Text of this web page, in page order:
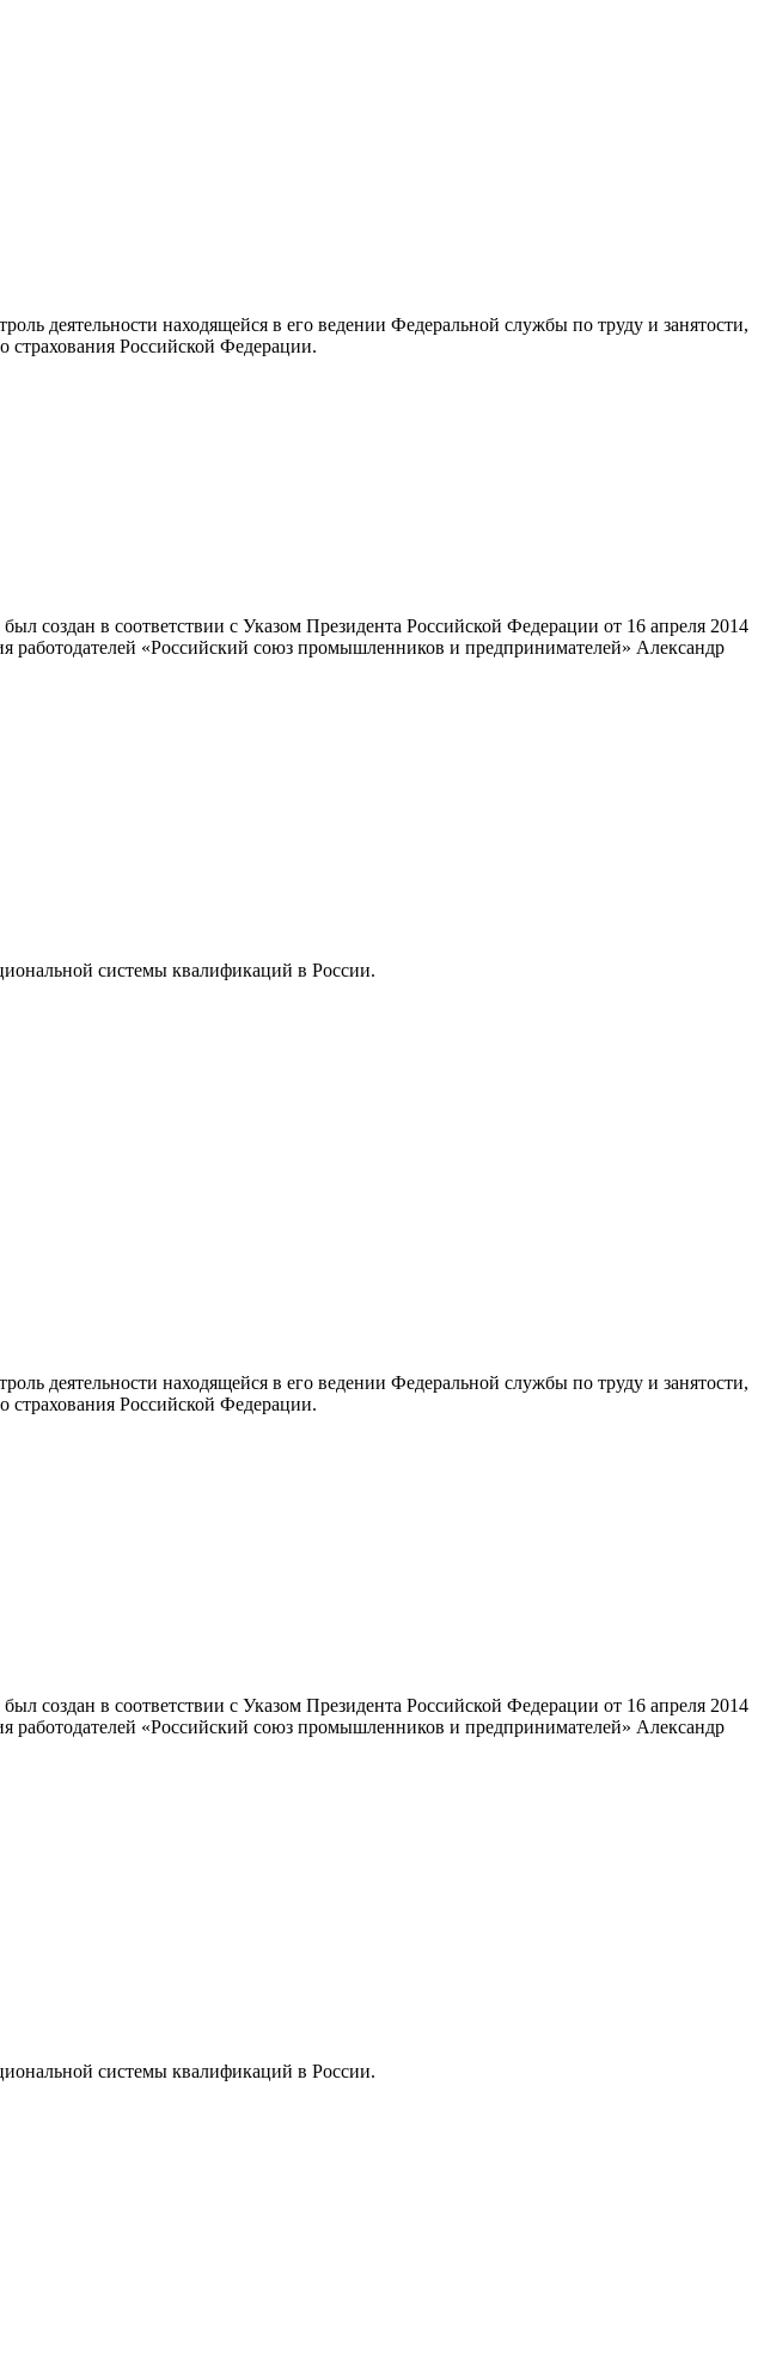
деятельности находящейся в его ведении Федеральной службы по труду и занятости,
Российской Федерации.
создан в соответствии с Указом Президента Российской Федерации от 16 апреля 2014
работодателей «Российский союз промышленников и предпринимателей» Александр
системы квалификаций в России.
деятельности находящейся в его ведении Федеральной службы по труду и занятости,
Российской Федерации.
создан в соответствии с Указом Президента Российской Федерации от 16 апреля 2014
работодателей «Российский союз промышленников и предпринимателей» Александр
системы квалификаций в России.